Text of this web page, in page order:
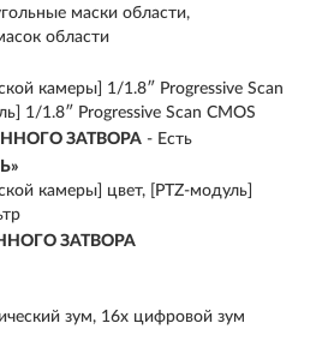
маски области,
области
камеры] 1/1.8″ Progressive Scan
1/1.8″ Progressive Scan CMOS
ЗАТВОРА - Есть
камеры] цвет, [PTZ-модуль]
ЗАТВОРА
зум, 16х цифровой зум